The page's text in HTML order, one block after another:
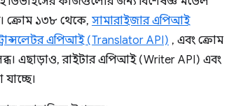
ক্রোম ১৩৮ থেকে, সামারাইজার এপিআই
এপিআই (Translator API) , এবং ক্রোম
এছাড়াও, রাইটার এপিআই (Writer API) এবং